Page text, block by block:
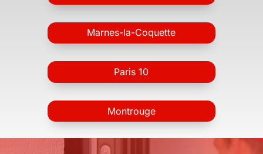
Marnes-la-Coquette
Paris 10
Montrouge